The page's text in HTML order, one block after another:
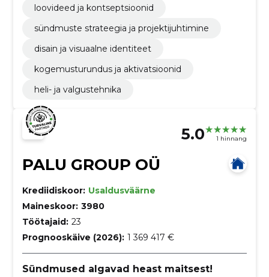
loovideed ja kontseptsioonid
sündmuste strateegia ja projektijuhtimine
disain ja visuaalne identiteet
kogemusturundus ja aktivatsioonid
heli- ja valgustehnika
5.0 1 hinnang
PALU GROUP OÜ
Krediidiskoor: Usaldusväärne
Maineskoor: 3980
Töötajaid: 23
Prognooskäive (2026): 1 369 417 €
Sündmused algavad heast maitsest!